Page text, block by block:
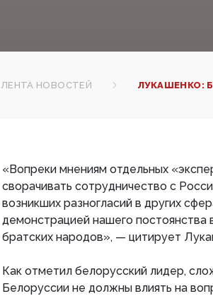
ЛЕНТА НОВОСТЕЙ ЛУКАШЕНКО:
«Вопреки мнениям отдельных
сворачивать сотрудничество с
возникших разногласий в других
демонстрацией нашего постоянства
братских народов», — цитирует
Как отметил белорусский лидер,
Белоруссии не должны влиять на